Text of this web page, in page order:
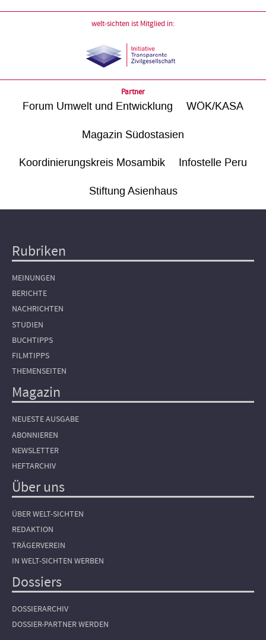
welt-sichten ist Mitglied in:
Partner
Forum Umwelt und Entwicklung WÖK/KASA
Magazin Südostasien
Koordinierungskreis Mosambik Infostelle Peru
Stiftung Asienhaus
Hauptnavigation
Rubriken
MEINUNGEN
BERICHTE
NACHRICHTEN
STUDIEN
BUCHTIPPS
FILMTIPPS
THEMENSEITEN
Magazin
NEUESTE AUSGABE
ABONNIEREN
NEWSLETTER
HEFTARCHIV
Über uns
ÜBER WELT-SICHTEN
REDAKTION
TRÄGERVEREIN
IN WELT-SICHTEN WERBEN
Dossiers
DOSSIERARCHIV
DOSSIER-PARTNER WERDEN